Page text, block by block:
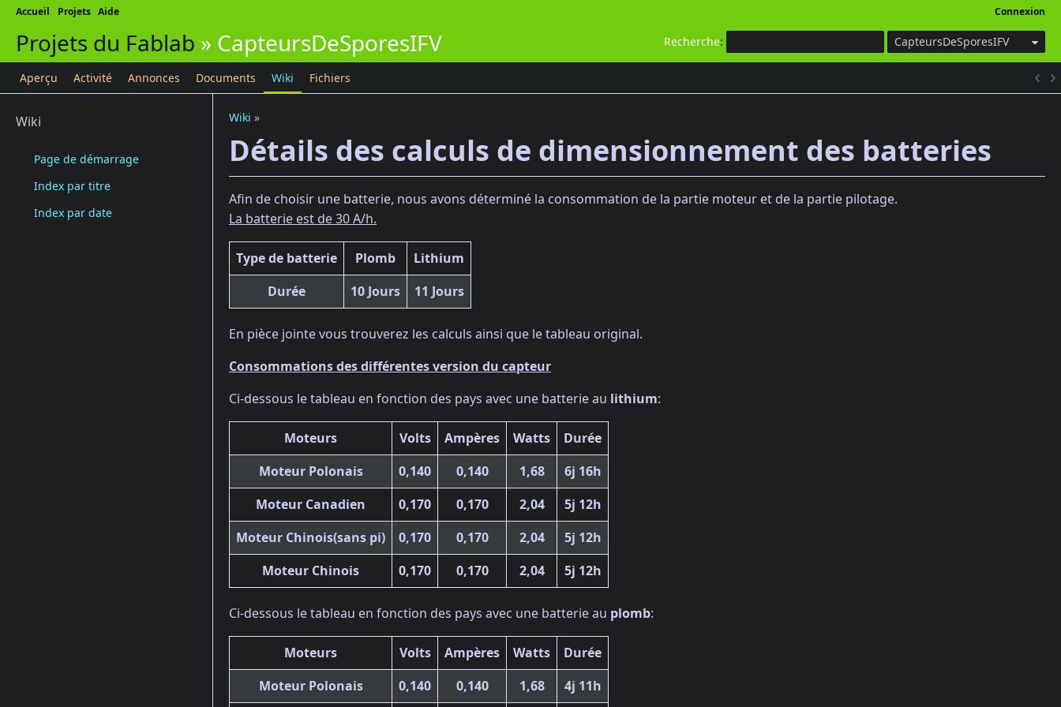
Connexion
Accueil Projets Aide
Recherche: CapteursDeSporesIFV
Projets du Fablab » CapteursDeSporesIFV
Aperçu Activité Annonces Documents Wiki Fichiers
Wiki
Page de démarrage
Index par titre
Index par date
Wiki »
Détails des calculs de dimensionnement des batteries
Afin de choisir une batterie, nous avons déterminé la consommation de la partie moteur et de la partie pilotage.
La batterie est de 30 A/h.
Type de batterie Plomb
Lithium
Durée
10 Jours 11 Jours
En pièce jointe vous trouverez les calculs ainsi que le tableau original.
Consommations des différentes version du capteur
Ci-dessous le tableau en fonction des pays avec une batterie au lithium:
Moteurs Volts Ampères Watts
Durée
Moteur Polonais
0,140 0,140 1,68
6j 16h
Moteur Canadien
0,170 0,170 2,04
5j 12h
Moteur Chinois(sans pi)
0,170 0,170 2,04
5j 12h
Moteur Chinois
0,170 0,170 2,04 5j 12h
Ci-dessous le tableau en fonction des pays avec une batterie au plomb:
Moteurs Volts Ampères Watts
Durée
Moteur Polonais
0,140 0,140 1,68 4j 11h